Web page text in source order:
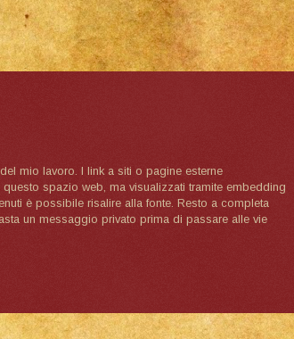
mio lavoro. I link a siti o pagine esterne
spazio web, ma visualizzati tramite embedding
è possibile risalire alla fonte. Resto a completa
un messaggio privato prima di passare alle vie